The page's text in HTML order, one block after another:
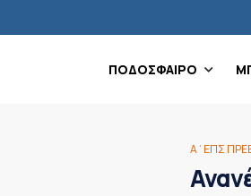
ΠΟΔΟΣΦΑΙΡΟ
Α΄ΕΠΣ